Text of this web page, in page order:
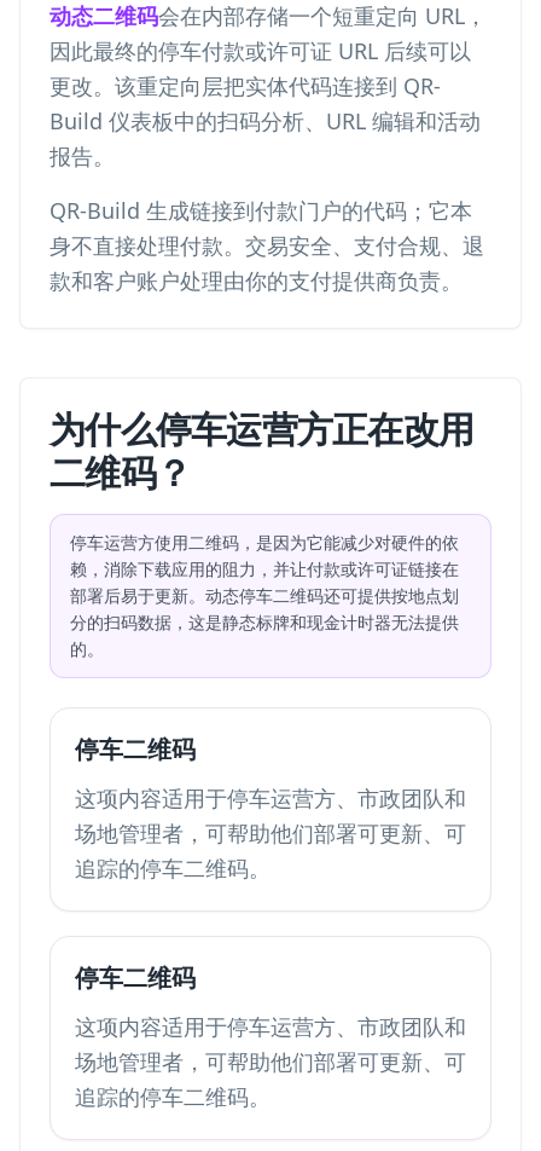
动态二维码会在内部存储一个短重定向 URL，
因此最终的停车付款或许可证 URL 后续可以
更改。该重定向层把实体代码连接到 QR-
Build 仪表板中的扫码分析、URL 编辑和活动
报告。
QR-Build 生成链接到付款门户的代码；它本
身不直接处理付款。交易安全、支付合规、退
款和客户账户处理由你的支付提供商负责。
为什么停车运营方正在改用
二维码？
停车运营方使用二维码，是因为它能减少对硬件的依
赖，消除下载应用的阻力，并让付款或许可证链接在
部署后易于更新。动态停车二维码还可提供按地点划
分的扫码数据，这是静态标牌和现金计时器无法提供
的。
停车二维码
这项内容适用于停车运营方、市政团队和
场地管理者，可帮助他们部署可更新、可
追踪的停车二维码。
停车二维码
这项内容适用于停车运营方、市政团队和
场地管理者，可帮助他们部署可更新、可
追踪的停车二维码。